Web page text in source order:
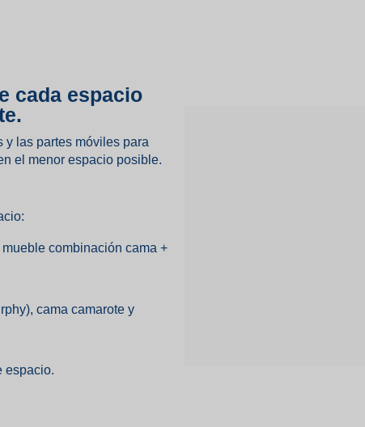
cada espacio
y las partes móviles para
el menor espacio posible.
combinación cama +
cama camarote y
espacio.